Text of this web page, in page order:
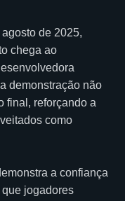
de 2025,
chega ao
demonstração não
final, reforçando a
como
a confiança
jogadores